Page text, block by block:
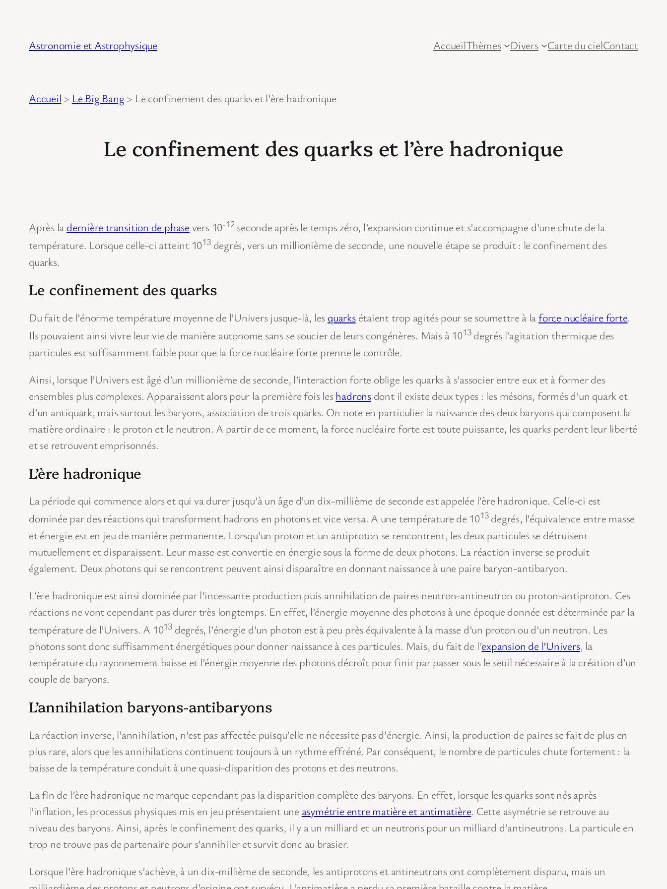
Astronomie et Astrophysique AccueilThèmes Divers Carte du cielContact
Accueil > Le Big Bang> Le confinement des quarks et l’ère hadronique
Le confinement des quarks et l’ère hadronique
Après la dernière transition de phase vers 10-12seconde après le temps zéro, l’expansion continue et s’accompagne d’une chute de la
température. Lorsque celle-ci atteint 1013degrés, vers un millionième de seconde, une nouvelle étape se produit : le confinement des
quarks.
Le confinement des quarks
Du fait de l’énorme température moyenne de l’Univers jusque-là, lesquarksétaient trop agités pour se soumettre à laforce nucléaire forte.
Ils pouvaient ainsi vivre leur vie de manière autonome sans se soucier de leurs congénères. Mais à 1013degrés l’agitation thermique des
particules est suffisamment faible pour que la force nucléaire forte prenne le contrôle.
Ainsi, lorsque l’Univers est âgé d’un millionième de seconde, l’interaction forte oblige les quarks à s’associer entre eux et à former des
ensembles plus complexes. Apparaissent alors pour la première fois leshadronsdont il existe deux types : les mésons, formés d’un quark et
d’un antiquark, mais surtout les baryons, association de trois quarks. On note en particulier la naissance des deux baryons qui composent la
matière ordinaire : le proton et le neutron. A partir de ce moment, la force nucléaire forte est toute puissante, les quarks perdent leur liberté
et se retrouvent emprisonnés.
L’ère hadronique
La période qui commence alors et qui va durer jusqu’à un âge d’un dix-millième de seconde est appelée l’ère hadronique. Celle-ci est
dominée par des réactions qui transforment hadrons en photons et vice versa. A une température de 1013degrés, l’équivalence entre masse
et énergie est en jeu de manière permanente. Lorsqu’un proton et un antiproton se rencontrent, les deux particules se détruisent
mutuellement et disparaissent. Leur masse est convertie en énergie sous la forme de deux photons. La réaction inverse se produit
également. Deux photons qui se rencontrent peuvent ainsi disparaître en donnant naissance à une paire baryon-antibaryon.
L’ère hadronique est ainsi dominée par l’incessante production puis annihilation de paires neutron-antineutron ou proton-antiproton. Ces
réactions ne vont cependant pas durer très longtemps. En effet, l’énergie moyenne des photons à une époque donnée est déterminée par la
température de l’Univers. A 1013degrés, l’énergie d’un photon est à peu près équivalente à la masse d’un proton ou d’un neutron. Les
photons sont donc suffisamment énergétiques pour donner naissance à ces particules. Mais, du fait de l’expansion de l’Univers, la
température du rayonnement baisse et l’énergie moyenne des photons décroît pour finir par passer sous le seuil nécessaire à la création d’un
couple de baryons.
L’annihilation baryons-antibaryons
La réaction inverse, l’annihilation, n’est pas affectée puisqu’elle ne nécessite pas d’énergie. Ainsi, la production de paires se fait de plus en
plus rare, alors que les annihilations continuent toujours à un rythme effréné. Par conséquent, le nombre de particules chute fortement : la
baisse de la température conduit à une quasi-disparition des protons et des neutrons.
La fin de l’ère hadronique ne marque cependant pas la disparition complète des baryons. En effet, lorsque les quarks sont nés après
l’inflation, les processus physiques mis en jeu présentaient une asymétrie entre matière et antimatière. Cette asymétrie se retrouve au
niveau des baryons. Ainsi, après le confinement des quarks, il y a un milliard et un neutrons pour un milliard d’antineutrons. La particule en
trop ne trouve pas de partenaire pour s’annihiler et survit donc au brasier.
Lorsque l’ère hadronique s’achève, à un dix-millième de seconde, les antiprotons et antineutrons ont complètement disparu, mais un